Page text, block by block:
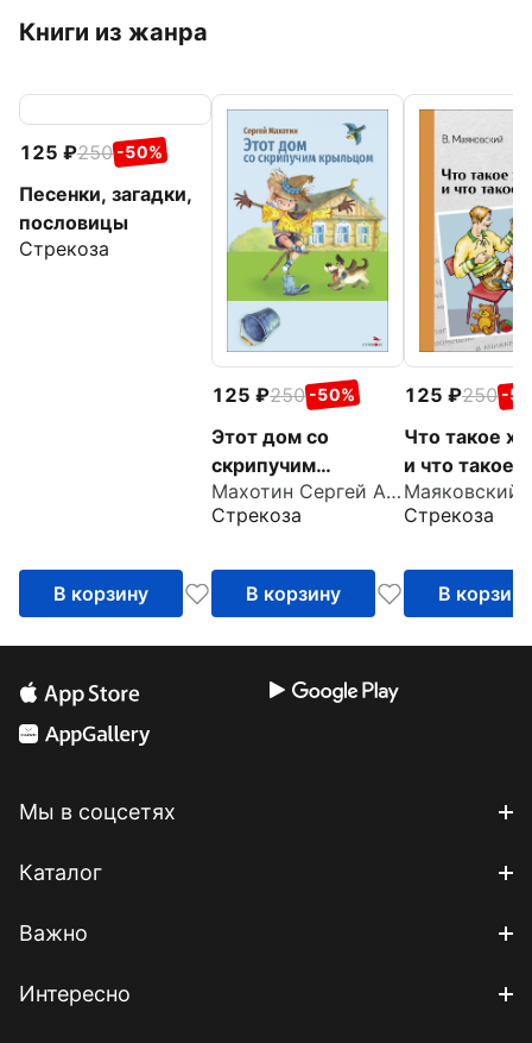
Книги из жанра
125 250 -50%
Песенки, загадки,
пословицы
Стрекоза
В корзину
125 250 -50%
Этот дом со
скрипучим
крыльцом
Махотин Сергей Анатольевич
Стрекоза
В корзину
125 250 -
Что такое
и что такое
Стрекоза
В корзину
Мы в соцсетях
Каталог
Важно
Интересно